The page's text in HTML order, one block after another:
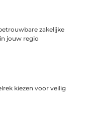
zakelijke
jouw regio
kiezen voor veilig